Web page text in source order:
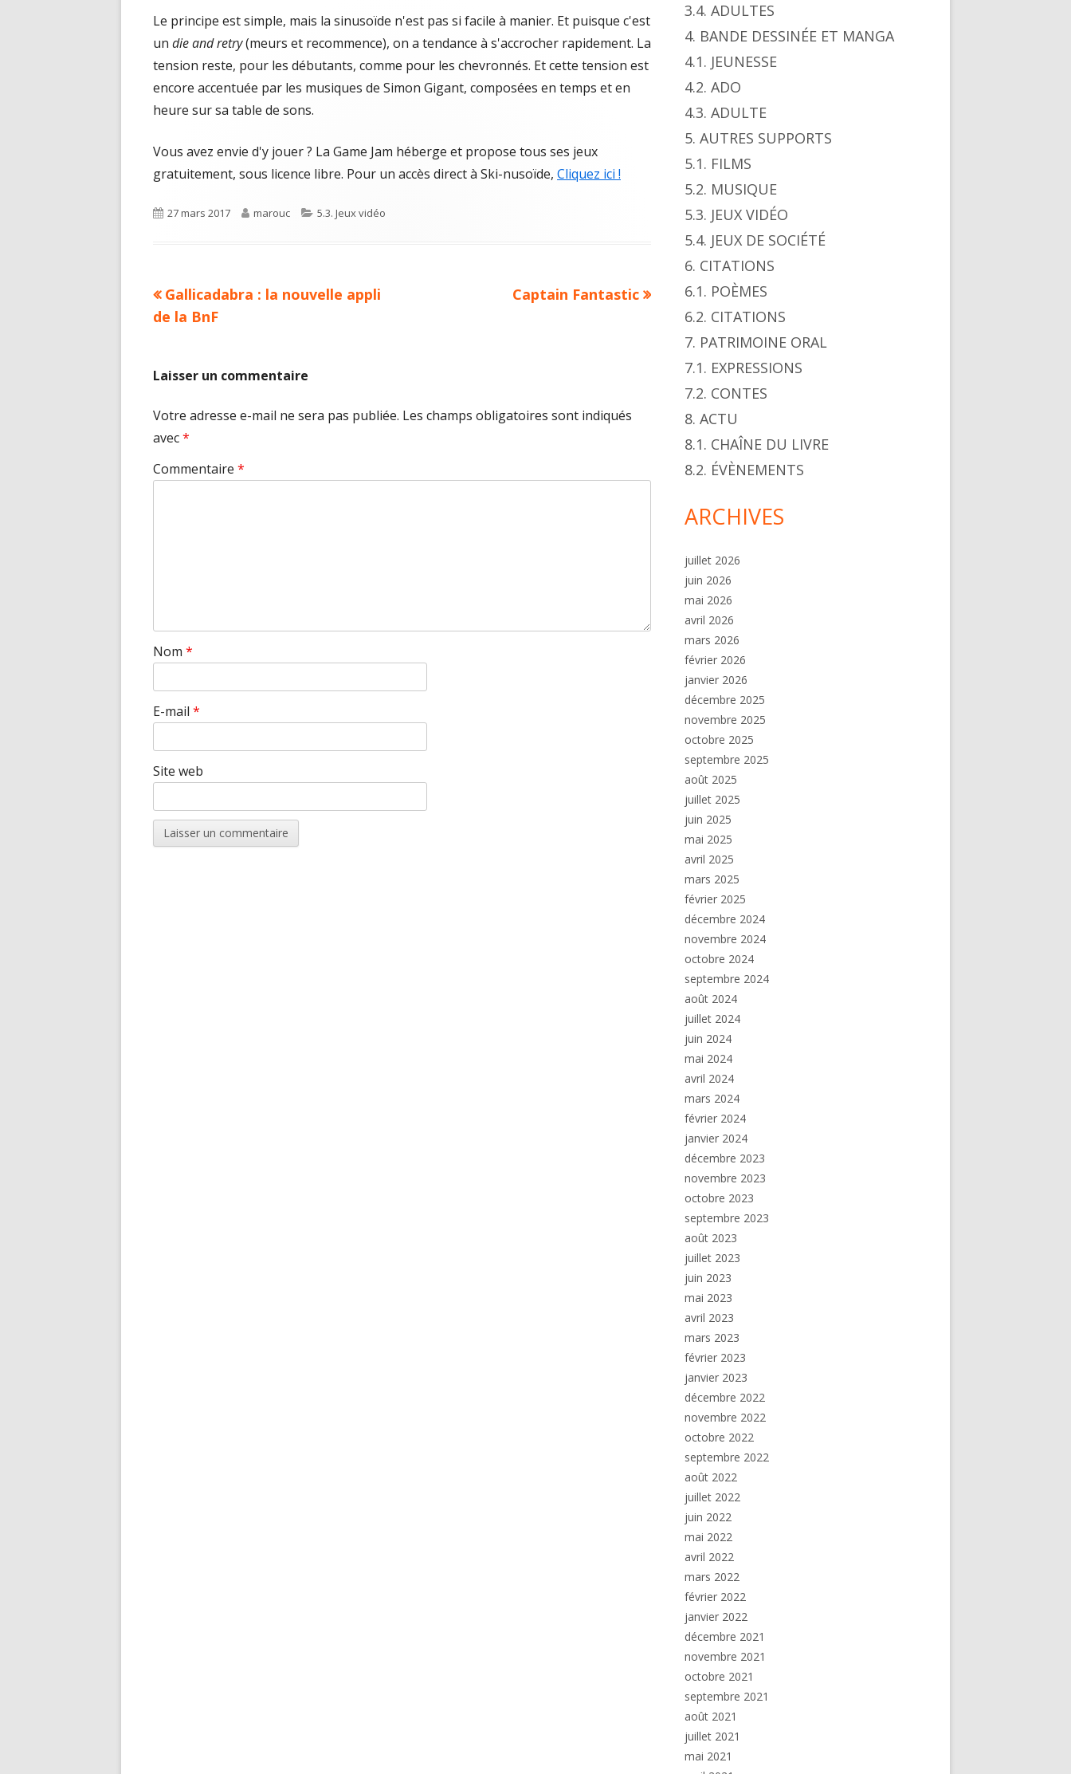
Le principe est simple, mais la sinusoïde n'est pas si facile à manier. Et puisque c'est
un die and retry(meurs et recommence), on a tendance à s'accrocher rapidement. La
tension reste, pour les débutants, comme pour les chevronnés. Et cette tension est
encore accentuée par les musiques de Simon Gigant, composées en temps et en
heure sur sa table de sons.
Vous avez envie d'y jouer ? La Game Jam héberge et propose tous ses jeux
gratuitement, sous licence libre. Pour un accès direct à Ski-nusoïde, Cliquez ici !
Published
27 mars 2017 Author
marouc Categories
5.3. Jeux vidéo
Navigation
l’article
Previous
article:
Gallicadabra : la nouvelle appli
de la BnF
Next
Captain Fantastic
Laisser un commentaire
Votre adresse e-mail ne sera pas publiée. Les champs obligatoires sont indiqués
avec*
Commentaire *
Nom *
E-mail *
Site web
3.4. ADULTES
4. BANDE DESSINÉE ET MANGA
4.1. JEUNESSE
4.2. ADO
4.3. ADULTE
5. AUTRES SUPPORTS
5.1. FILMS
5.2. MUSIQUE
5.3. JEUX VIDÉO
5.4. JEUX DE SOCIÉTÉ
6. CITATIONS
6.1. POÈMES
6.2. CITATIONS
7. PATRIMOINE ORAL
7.1. EXPRESSIONS
7.2. CONTES
8. ACTU
8.1. CHAÎNE DU LIVRE
8.2. ÉVÈNEMENTS
ARCHIVES
juillet 2026
juin 2026
mai 2026
avril 2026
mars 2026
février 2026
janvier 2026
décembre 2025
novembre 2025
octobre 2025
septembre 2025
août 2025
juillet 2025
juin 2025
mai 2025
avril 2025
mars 2025
février 2025
décembre 2024
novembre 2024
octobre 2024
septembre 2024
août 2024
juillet 2024
juin 2024
mai 2024
avril 2024
mars 2024
février 2024
janvier 2024
décembre 2023
novembre 2023
octobre 2023
septembre 2023
août 2023
juillet 2023
juin 2023
mai 2023
avril 2023
mars 2023
février 2023
janvier 2023
décembre 2022
novembre 2022
octobre 2022
septembre 2022
août 2022
juillet 2022
juin 2022
mai 2022
avril 2022
mars 2022
février 2022
janvier 2022
décembre 2021
novembre 2021
octobre 2021
septembre 2021
août 2021
juillet 2021
mai 2021